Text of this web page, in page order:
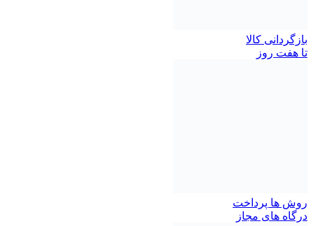
بازگردانی کالا
تا هفت روز
روش ها پرداخت
درگاه های مجاز